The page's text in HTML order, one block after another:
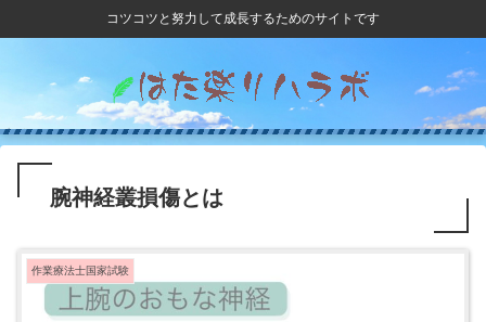
コツコツと努力して成長するためのサイトです
腕神経叢損傷とは
作業療法士国家試験